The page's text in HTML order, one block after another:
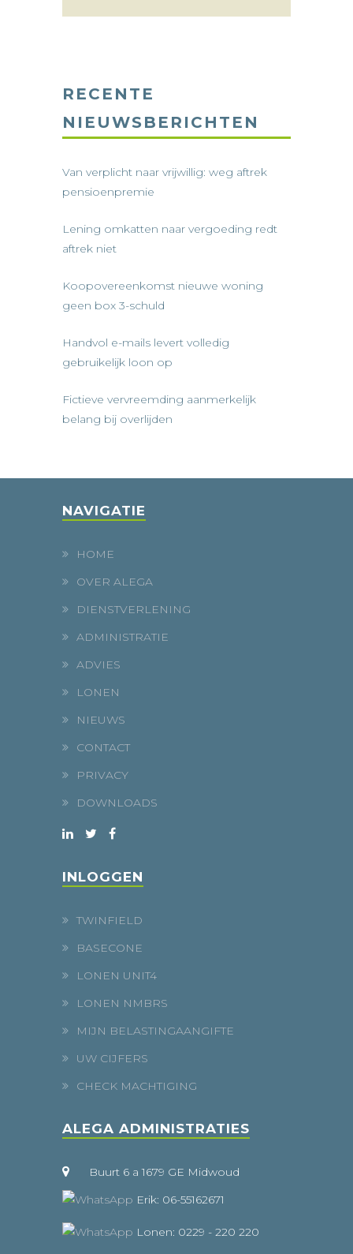
RECENTE
NIEUWSBERICHTEN
Van verplicht naar vrijwillig: weg aftrek
pensioenpremie
Lening omkatten naar vergoeding redt
aftrek niet
Koopovereenkomst nieuwe woning
geen box 3-schuld
Handvol e-mails levert volledig
gebruikelijk loon op
Fictieve vervreemding aanmerkelijk
belang bij overlijden
NAVIGATIE
HOME
OVER ALEGA
DIENSTVERLENING
ADMINISTRATIE
ADVIES
LONEN
NIEUWS
CONTACT
PRIVACY
DOWNLOADS
INLOGGEN
TWINFIELD
BASECONE
LONEN UNIT4
LONEN NMBRS
MIJN BELASTINGAANGIFTE
UW CIJFERS
CHECK MACHTIGING
ALEGA ADMINISTRATIES
Buurt 6 a 1679 GE Midwoud
Erik: 06-55162671
Lonen: 0229 - 220 220